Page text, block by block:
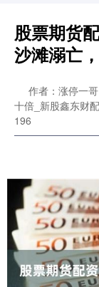
股票期货
沙滩溺亡
作者：涨停一哥
十倍_新股鑫东财
196